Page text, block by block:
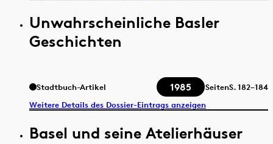
Unwahrscheinliche Basler
Geschichten
Stadtbuch-Artikel 1985 SeitenS.182–184
Weitere Details des Dossier-Eintrags anzeigen
Basel und seine Atelierhäuser